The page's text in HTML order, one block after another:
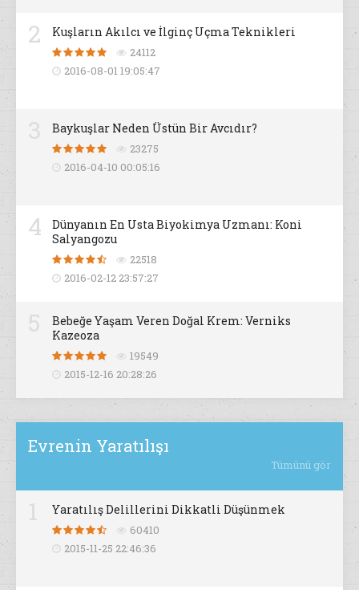
2 Kuşların Akılcı ve İlginç Uçma Teknikleri
24112
2016-08-01 19:05:47
Baykuşlar Neden Üstün Bir Avcıdır?
23275
2016-04-10 00:05:16
4
Dünyanın En Usta Biyokimya Uzmanı: Koni
Salyangozu
22518
2016-02-12 23:57:27
Bebeğe Yaşam Veren Doğal Krem: Verniks
Kazeoza
19549
2015-12-16 20:28:26
Evrenin Yaratılışı
Tümünü gör
Yaratılış Delillerini Dikkatli Düşünmek
60410
2015-11-25 22:46:36